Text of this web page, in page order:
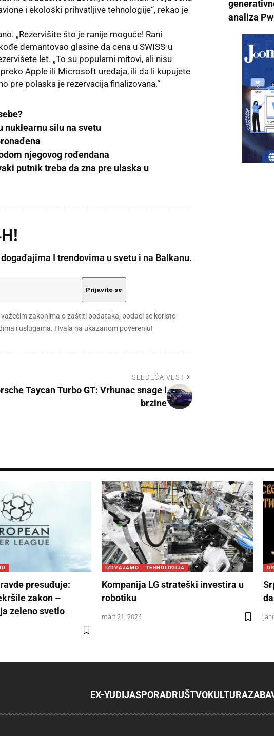
i ekološki prihvatljive tehnologije“, rekao je
„Rezervišite što je ranije moguće! Rani
demantovao glasine da cena u SWISS-u
let. „To su popularni mitovi, ali nisu
Apple ili Microsoft uređaja, ili da li kupujete
pre polaska je rezervacija finalizovana.“
nuklearnu silu na svetu
njegovog rođendana
putnik treba da zna pre ulaska u
I trendovima u svetu i na Balkanu.
zakonima o zaštiti podataka, podaci se koriste
i uslugama. Hvala na ukazanom poverenju!
SLEDEĆA VEST
Taycan Turbo GT: Vrhunac snage i
brzine
analiza
presuđuje:
zakon –
zeleno svetlo
IZDVAJAMO TEHNOLOGIJA
Kompanija LG strateški investira u
robotiku
mart 21, 2024
EX-YUDIJASPORADRUŠTVOKULTURA